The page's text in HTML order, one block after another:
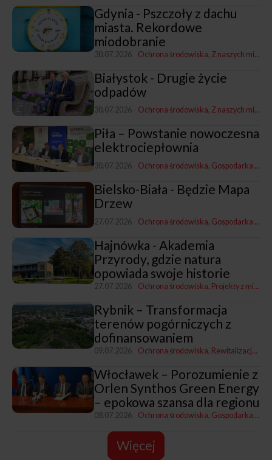
Gdynia - Pszczoły z dachu
miasta. Rekordowe
miodobranie
30.07.2026 Ochrona środowiska Z naszych miast
Białystok - Drugie życie
odpadów
30.07.2026 Ochrona środowiska Z naszych miast
Piła – Powstanie nowoczesna
elektrociepłownia
30.07.2026 Ochrona środowiska Gospodarka komunalna
Bielsko-Biała - Będzie Mapa
Drzew
27.07.2026 Ochrona środowiska Gospodarka mieszkaniowa, przestrzenna i nieruchomościami
Hajnówka - Akademia
Przyrody, gdzie natura
opowiada swoje historie
27.07.2026 Ochrona środowiska Projekty z miastami i dla miast
Rybnik – Transformacja
terenów pogórniczych z
dofinansowaniem
09.07.2026 Ochrona środowiska Rewitalizacja, polityka miejska i rozwój
Włocławek – Porozumienie z
Orlen Synthos Green Energy
– epokowa szansa dla regionu
08.07.2026 Ochrona środowiska Gospodarka komunalna
Więcej